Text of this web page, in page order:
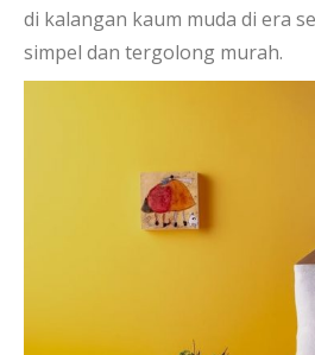
di kalangan kaum muda di era
simpel dan tergolong murah.